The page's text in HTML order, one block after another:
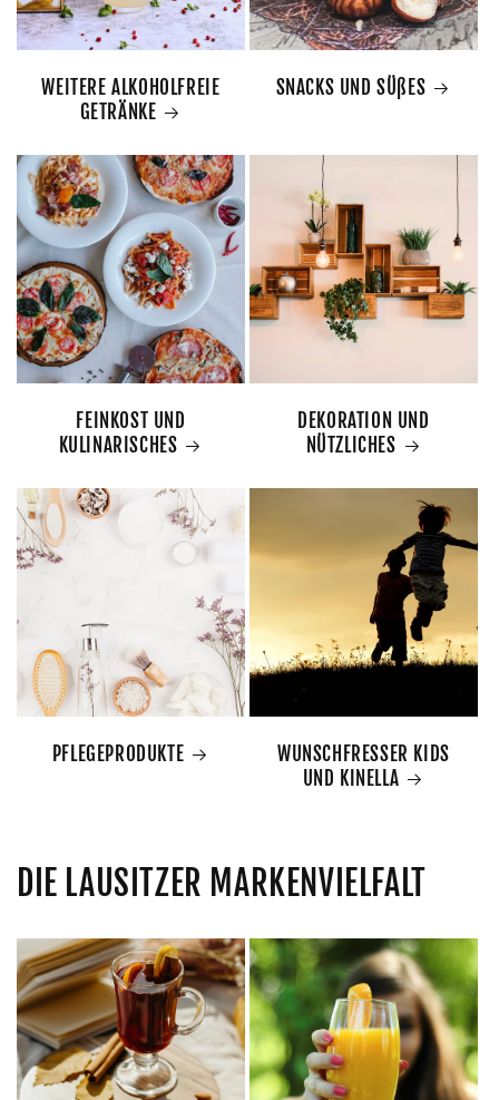
WEITERE ALKOHOLFREIE
GETRÄNKE
SNACKS UND SÜßES
FEINKOST UND
KULINARISCHES
DEKORATION UND
NÜTZLICHES
PFLEGEPRODUKTE
WUNSCHFRESSER KIDS
UND KINELLA
DIE LAUSITZER MARKENVIELFALT